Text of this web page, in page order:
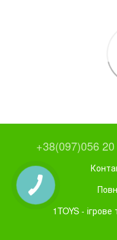
+38(097)056
1TOYS -